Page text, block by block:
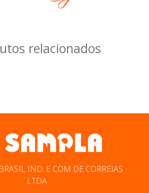
relacionados
IND. E COM DE CORREIAS
LTDA